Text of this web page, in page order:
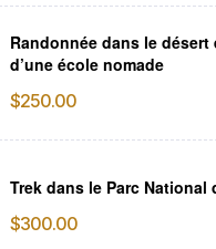
Randonnée dans le désert
d’une école nomade
$250.00
Trek dans le Parc National
$300.00